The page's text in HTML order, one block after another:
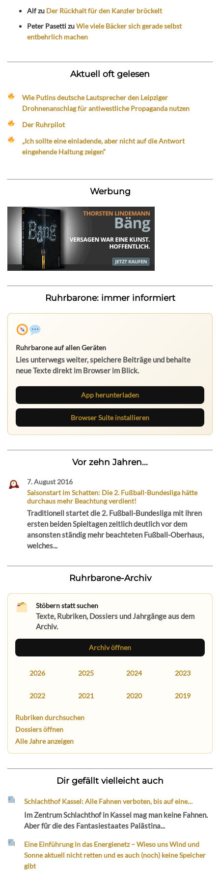
Alfzu Der Rückhalt für den Kanzler bröckelt
Peter PasettizuWie viele Bäcker sich gerade selbst
entbehrlich machen
Aktuell oft gelesen
Wie Putins deutsche Lautsprecher den Leipziger
Drohnenanschlag für antiwestliche Propaganda nutzen
Der Ruhrpilot
„Ich sollte eine einladende, aber nicht auf die Antwort
eingehende Haltung zeigen“
Werbung
Ruhrbarone: immer informiert
Ruhrbarone auf allen Geräten
Lies unterwegs weiter, speichere Beiträge und behalte
neue Texte direkt im Browser im Blick.
App herunterladen
Browser Suite installieren
Vor zehn Jahren...
7. August 2016
Saisonstart im Schatten: Die 2. Fußball-Bundesliga hätte
durchaus mehr Beachtung verdient!
Traditionell startet die 2. Fußball-Bundesliga mit ihren
ersten beiden Spieltagen zeitlich deutlich vor dem
ansonsten ständig mehr beachteten Fußball-Oberhaus,
welches...
Ruhrbarone-Archiv
Stöbern statt suchen
Texte, Rubriken, Dossiers und Jahrgänge aus dem
Archiv.
Archiv öffnen
2026 2025 2024 2023
2022 2021 2020 2019
Rubriken durchsuchen
Dossiers öffnen
Alle Jahre anzeigen
Dir gefällt vielleicht auch
Schlachthof Kassel: Alle Fahnen verboten, bis auf eine…
Im Zentrum Schlachthof in Kassel mag man keine Fahnen.
Aber für die des Fantasiestaates Palästina...
Eine Einführung in das Energienetz – Wieso uns Wind und
Sonne aktuell nicht retten und es auch (noch) keine Speicher
gibt